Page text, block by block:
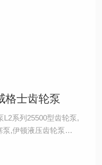
格士齿轮泵
L2系列25500型齿轮泵,
,伊顿液压齿轮泵
齿轮泵型